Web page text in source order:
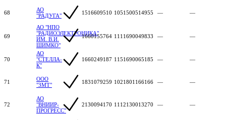
68
АО
"РАДУГА"
1516609510 1051500514955 — —
69
АО "НПО
"РАДИОЭЛЕКТРОНИКА"
ИМ. В.И.
ШИМКО"
1660155764 1111690049833 — —
70
АО
"СТЕЛЛА-
К"
1660249187 1151690065185 — —
71
ООО
"ЗМТ"
1831079259 1021801166166 — —
72
АО
"ВНИИР-
ПРОГРЕСС"
2130094170 1112130013270 — —